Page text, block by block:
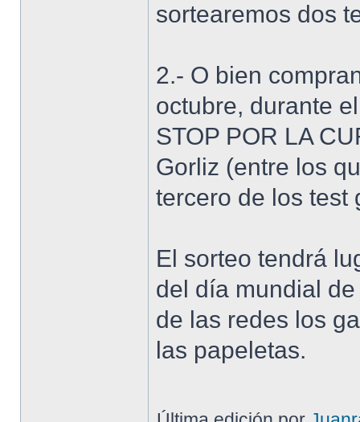
sortearemos dos
2.- O bien
octubre, durante
STOP POR LA
Gorliz (entre los
tercero de los test
El sorteo tendrá
del día mundial
de las redes los
las papeletas.